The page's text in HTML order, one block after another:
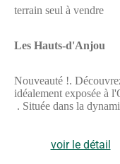
terrain seul à vendre
Les Hauts-d'Anjou
Nouveauté !.
idéalement exposée à
. Située dans la
construction de votre
proximité des
votre quotidien. . //
voir le détail